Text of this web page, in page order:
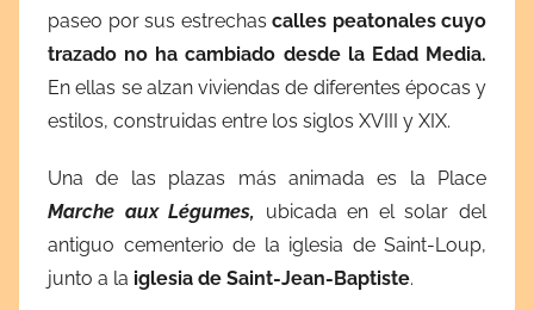
paseo por sus estrechas calles peatonales cuyo
trazado no ha cambiado desde la Edad Media.
En ellas se alzan viviendas de diferentes épocas y
estilos, construidas entre los siglos XVIII y XIX.
Una de las plazas más animada es la Place
Marche aux Légumes, ubicada en el solar del
antiguo cementerio de la iglesia de Saint-Loup,
junto a la iglesia de Saint-Jean-Baptiste.